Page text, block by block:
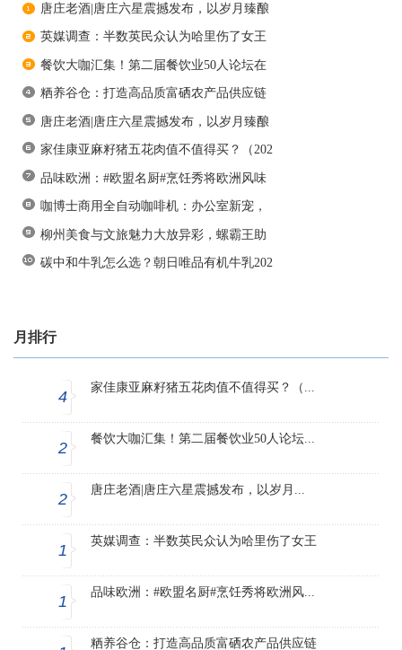
唐庄老酒|唐庄六星震撼发布，以岁月臻酿
英媒调查：半数英民众认为哈里伤了女王
餐饮大咖汇集！第二届餐饮业50人论坛在
粞养谷仓：打造高品质富硒农产品供应链
唐庄老酒|唐庄六星震撼发布，以岁月臻酿
家佳康亚麻籽猪五花肉值不值得买？（202
品味欧洲：#欧盟名厨#烹饪秀将欧洲风味
咖博士商用全自动咖啡机：办公室新宠，
柳州美食与文旅魅力大放异彩，螺霸王助
碳中和牛乳怎么选？朝日唯品有机牛乳202
月排行
4
家佳康亚麻籽猪五花肉值不值得买？（...
2
餐饮大咖汇集！第二届餐饮业50人论坛...
2
唐庄老酒|唐庄六星震撼发布，以岁月...
1
英媒调查：半数英民众认为哈里伤了女王
1
品味欧洲：#欧盟名厨#烹饪秀将欧洲风...
粞养谷仓：打造高品质富硒农产品供应链